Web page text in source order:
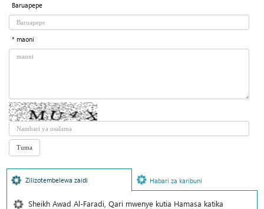
Baruapepe
* maoni
Zilizotembelewa zaidi Habari za karibuni
Sheikh Awad Al-Faradi, Qari mwenye kutia Hamasa katika